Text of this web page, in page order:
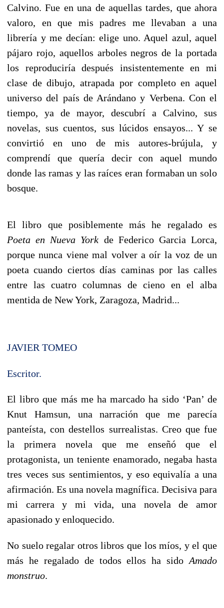
Calvino. Fue en una de aquellas tardes, que ahora
valoro, en que mis padres me llevaban a una
librería y me decían: elige uno. Aquel azul, aquel
pájaro rojo, aquellos arboles negros de la portada
los reproduciría después insistentemente en mi
clase de dibujo, atrapada por completo en aquel
universo del país de Arándano y Verbena. Con el
tiempo, ya de mayor, descubrí a Calvino, sus
novelas, sus cuentos, sus lúcidos ensayos... Y se
convirtió en uno de mis autores-brújula, y
comprendí que quería decir con aquel mundo
donde las ramas y las raíces eran formaban un solo
bosque.
El libro que posiblemente más he regalado es
Poeta en Nueva York de Federico Garcia Lorca,
porque nunca viene mal volver a oír la voz de un
poeta cuando ciertos días caminas por las calles
entre las cuatro columnas de cieno en el alba
mentida de New York, Zaragoza, Madrid...
JAVIER TOMEO
Escritor.
El libro que más me ha marcado ha sido ‘Pan’ de
Knut Hamsun, una narración que me parecía
panteísta, con destellos surrealistas. Creo que fue
la primera novela que me enseñó que el
protagonista, un teniente enamorado, negaba hasta
tres veces sus sentimientos, y eso equivalía a una
afirmación. Es una novela magnífica. Decisiva para
mi carrera y mi vida, una novela de amor
apasionado y enloquecido.
No suelo regalar otros libros que los míos, y el que
más he regalado de todos ellos ha sido Amado
monstruo.